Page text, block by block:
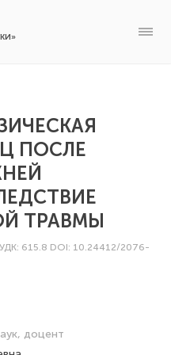
ПОСЛЕ
ТРАВМЫ
УДК: 615.8 DOI: 10.24412/2076-
доцент